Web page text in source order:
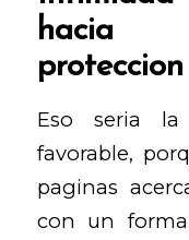
hacia
proteccion
Eso seria la
favorable,
paginas
con un